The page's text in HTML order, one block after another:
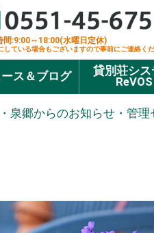
間:9:00～18:00(水曜日定休)
している場合もございますので事前にご連絡くだ
ス＆ブログ
貸別荘シス
ReVOS
泉郷からのお知らせ・管